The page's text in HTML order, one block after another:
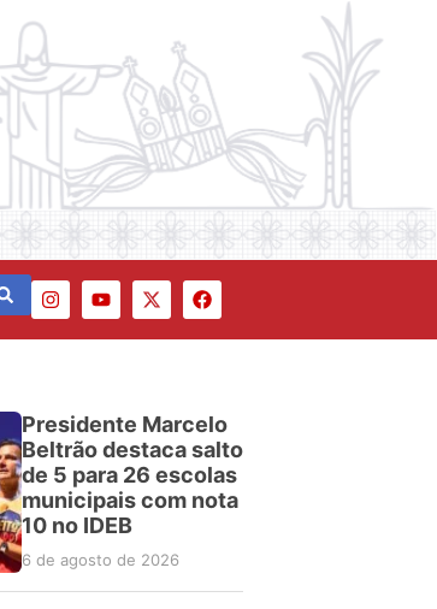
Presidente Marcelo
Beltrão destaca salto
de 5 para 26 escolas
municipais com nota
10 no IDEB
6 de agosto de 2026